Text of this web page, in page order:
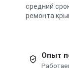
средний
ремонта
Опыт